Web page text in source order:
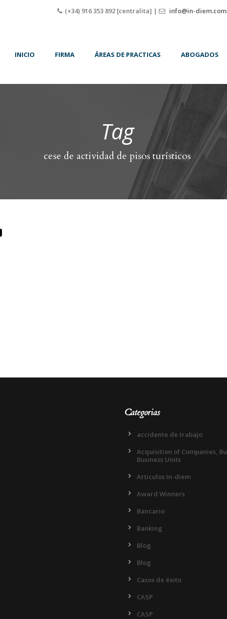
(+34) 916 353 892 [centralita] | info@in-diem.com
INICIO FIRMA ÁREAS DE PRACTICAS ABOGADOS
Tag
cese de actividad de pisos turísticos
Categorias
accidente de trabajo
Acquisition of Companies,
Business Units
Articulos In-diem
Award Winners
Bancario
Banking
Blog
Blog
Casos de éxito
CASP
CASP